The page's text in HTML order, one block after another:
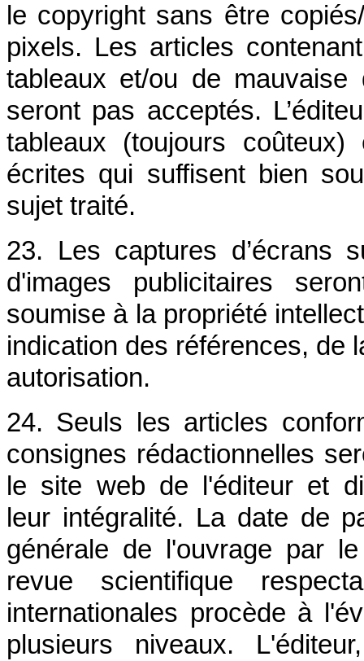
le copyright sans être
pixels. Les articles
tableaux et/ou de
seront pas acceptés.
tableaux (toujours
écrites qui suffisent bien
sujet traité.
23. Les captures d’écrans
d'images publicitaires
soumise à la propriété
indication des références, de
autorisation.
24. Seuls les articles
consignes rédactionnelles
le site web de l'éditeur et
leur intégralité. La date de
générale de l'ouvrage par
revue scientifique
internationales procède à
plusieurs niveaux.